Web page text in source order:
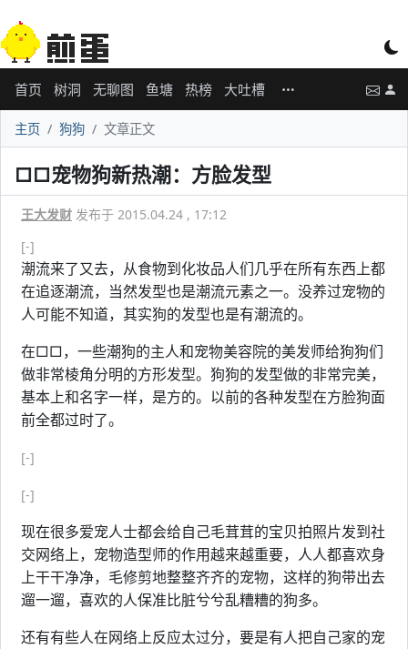
首页 树洞 无聊图 鱼塘 热榜 大吐槽
主页 狗狗 文章正文
□□宠物狗新热潮：方脸发型
王大发财 发布于 2015.04.24 , 17:12
[-]
潮流来了又去，从食物到化妆品人们几乎在所有东西上都
在追逐潮流，当然发型也是潮流元素之一。没养过宠物的
人可能不知道，其实狗的发型也是有潮流的。
在□□，一些潮狗的主人和宠物美容院的美发师给狗狗们
做非常棱角分明的方形发型。狗狗的发型做的非常完美，
基本上和名字一样，是方的。以前的各种发型在方脸狗面
前全都过时了。
[-]
[-]
现在很多爱宠人士都会给自己毛茸茸的宝贝拍照片发到社
交网络上，宠物造型师的作用越来越重要，人人都喜欢身
上干干净净，毛修剪地整整齐齐的宠物，这样的狗带出去
遛一遛，喜欢的人保准比脏兮兮乱糟糟的狗多。
还有有些人在网络上反应太过分，要是有人把自己家的宠